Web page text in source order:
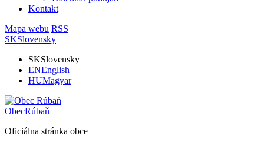
Kontakt
Mapa webu RSS
SKSlovensky
SKSlovensky
ENEnglish
HUMagyar
ObecRúbaň
Oficiálna stránka obce